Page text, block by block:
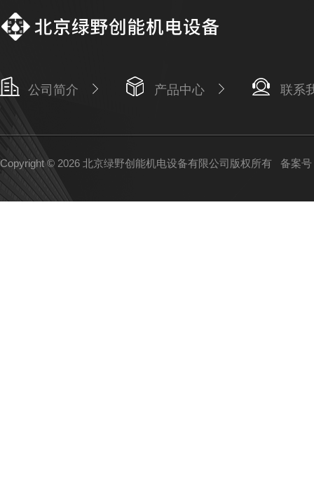
公司简介 产品中心 联系
Copyright © 2026 北京绿野创能机电设备有限公司版权所有 备案